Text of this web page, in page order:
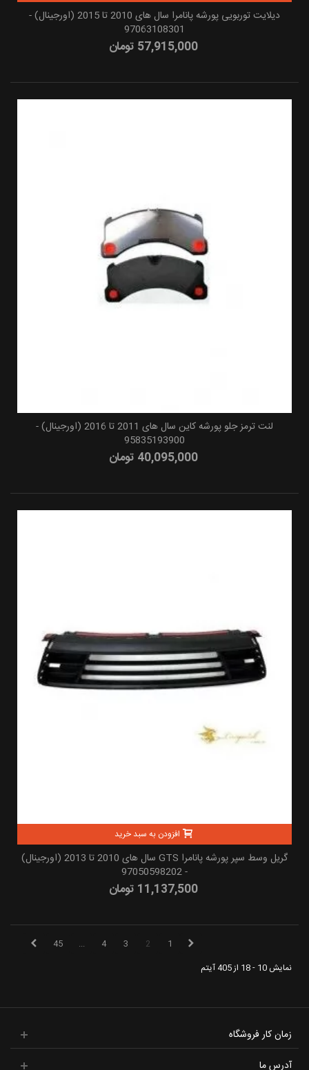
دیلایت توربویی پورشه پانامرا سال های 2010 تا 2015 (اورجینال) -
97063108301
57,915,000 تومان
لنت ترمز جلو پورشه کاین سال های 2011 تا 2016 (اورجینال) -
95835193900
40,095,000 تومان
افزودن به سبد خرید
گریل وسط سپر پورشه پانامرا GTS سال های 2010 تا 2013 (اورجینال)
- 97050598202
11,137,500 تومان
1
2
3
4
...
45
نمایش 10 - 18 از 405 آیتم
زمان کار فروشگاه
آدرس ما